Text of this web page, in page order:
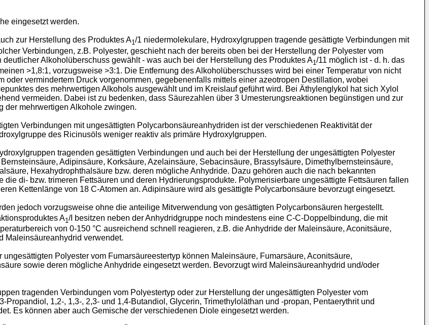
eingesetzt werden.
zur Herstellung des Produktes A1/1 niedermolekulare, Hydroxylgruppen tragende gesättigte Verbindungen mit
Verbindungen, z.B. Polyester, geschieht nach der bereits oben bei der Herstellung der Polyester vom
Alkoholüberschuss gewählt - was auch bei der Herstellung des Produktes A1/11 möglich ist - d. h. das
>1,8:1, vorzugsweise >3:1. Die Entfernung des Alkoholüberschusses wird bei einer Temperatur von nicht
oder vermindertem Druck vorgenommen, gegebenenfalls mittels einer azeotropen Destillation, wobei
des mehrwertigen Alkohols ausgewählt und im Kreislauf geführt wird. Bei Äthylenglykol hat sich Xylol
vermeiden. Dabei ist zu bedenken, dass Säurezahlen über 3 Umesterungsreaktionen begünstigen und zur
der mehrwertigen Alkohole zwingen.
Verbindungen mit ungesättigten Polycarbonsäureanhydriden ist der verschiedenen Reaktivität der
des Ricinusöls weniger reaktiv als primäre Hydroxylgruppen.
tragenden gesättigten Verbindungen und auch bei der Herstellung der ungesättigten Polyester
Adipinsäure, Korksäure, Azelainsäure, Sebacinsäure, Brassylsäure, Dimethylbernsteinsäure,
Hexahydrophthalsäure bzw. deren mögliche Anhydride. Dazu gehören auch die nach bekannten
di- bzw. trimeren Fettsäuren und deren Hydrierungsprodukte. Polymerisierbare ungesättigte Fettsäuren fallen
Kettenlänge von 18 C-Atomen an. Adipinsäure wird als gesättigte Polycarbonsäure bevorzugt eingesetzt.
jedoch vorzugsweise ohne die anteilige Mitverwendung von gesättigten Polycarbonsäuren hergestellt.
A1/I besitzen neben der Anhydridgruppe noch mindestens eine C-C-Doppelbindung, die mit
von 0-150 °C ausreichend schnell reagieren, z.B. die Anhydride der Maleinsäure, Aconitsäure,
Maleinsäureanhydrid verwendet.
Polyester vom Fumarsäureestertyp können Maleinsäure, Fumarsäure, Aconitsäure,
sowie deren mögliche Anhydride eingesetzt werden. Bevorzugt wird Maleinsäureanhydrid und/oder
tragenden Verbindungen vom Polyestertyp oder zur Herstellung der ungesättigten Polyester vom
1,2-, 1,3-, 2,3- und 1,4-Butandiol, Glycerin, Trimethyloläthan und -propan, Pentaerythrit und
Es können aber auch Gemische der verschiedenen Diole eingesetzt werden.